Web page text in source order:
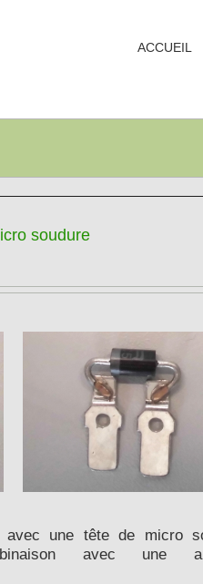
ACCUEIL
soudure
avec une tête de micro
avec une